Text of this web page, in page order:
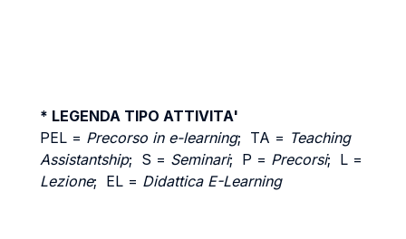
* LEGENDA TIPO ATTIVITA'
PEL = Precorso in e-learning; TA = Teaching
Assistantship; S = Seminari; P = Precorsi; L =
Lezione; EL = Didattica E-Learning